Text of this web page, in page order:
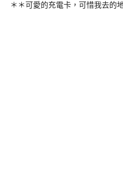
＊＊可愛的充電卡，可惜我去的